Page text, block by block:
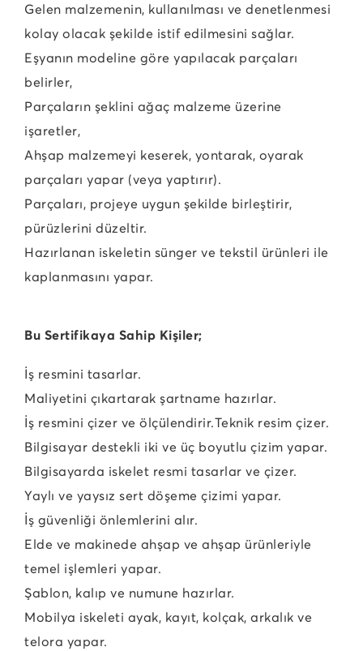
Gelen malzemenin, kullanılması ve denetlenmesi
kolay olacak şekilde istif edilmesini sağlar.
Eşyanın modeline göre yapılacak parçaları
belirler,
Parçaların şeklini ağaç malzeme üzerine
işaretler,
Ahşap malzemeyi keserek, yontarak, oyarak
parçaları yapar (veya yaptırır).
Parçaları, projeye uygun şekilde birleştirir,
pürüzlerini düzeltir.
Hazırlanan iskeletin sünger ve tekstil ürünleri ile
kaplanmasını yapar.
Bu Sertifikaya Sahip Kişiler;
İş resmini tasarlar.
Maliyetini çıkartarak şartname hazırlar.
İş resmini çizer ve ölçülendirir.Teknik resim çizer.
Bilgisayar destekli iki ve üç boyutlu çizim yapar.
Bilgisayarda iskelet resmi tasarlar ve çizer.
Yaylı ve yaysız sert döşeme çizimi yapar.
İş güvenliği önlemlerini alır.
Elde ve makinede ahşap ve ahşap ürünleriyle
temel işlemleri yapar.
Şablon, kalıp ve numune hazırlar.
Mobilya iskeleti ayak, kayıt, kolçak, arkalık ve
telora yapar.